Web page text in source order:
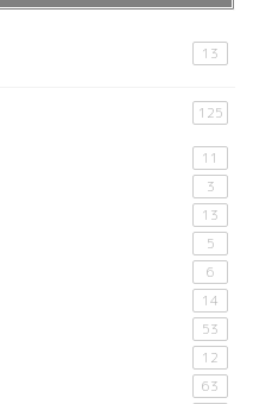
13
125
11
3
13
5
6
14
53
12
63